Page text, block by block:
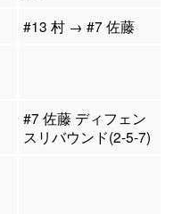
#13 村 → #7 佐藤
#7 佐藤 ディフェン
スリバウンド(2-5-7)